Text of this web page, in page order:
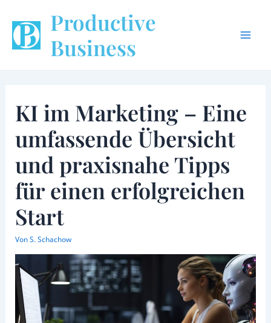
Inhalt
springen
Productive
Business
KI im Marketing – Eine
umfassende Übersicht
und praxisnahe Tipps
für einen erfolgreichen
Start
VonS. Schachow